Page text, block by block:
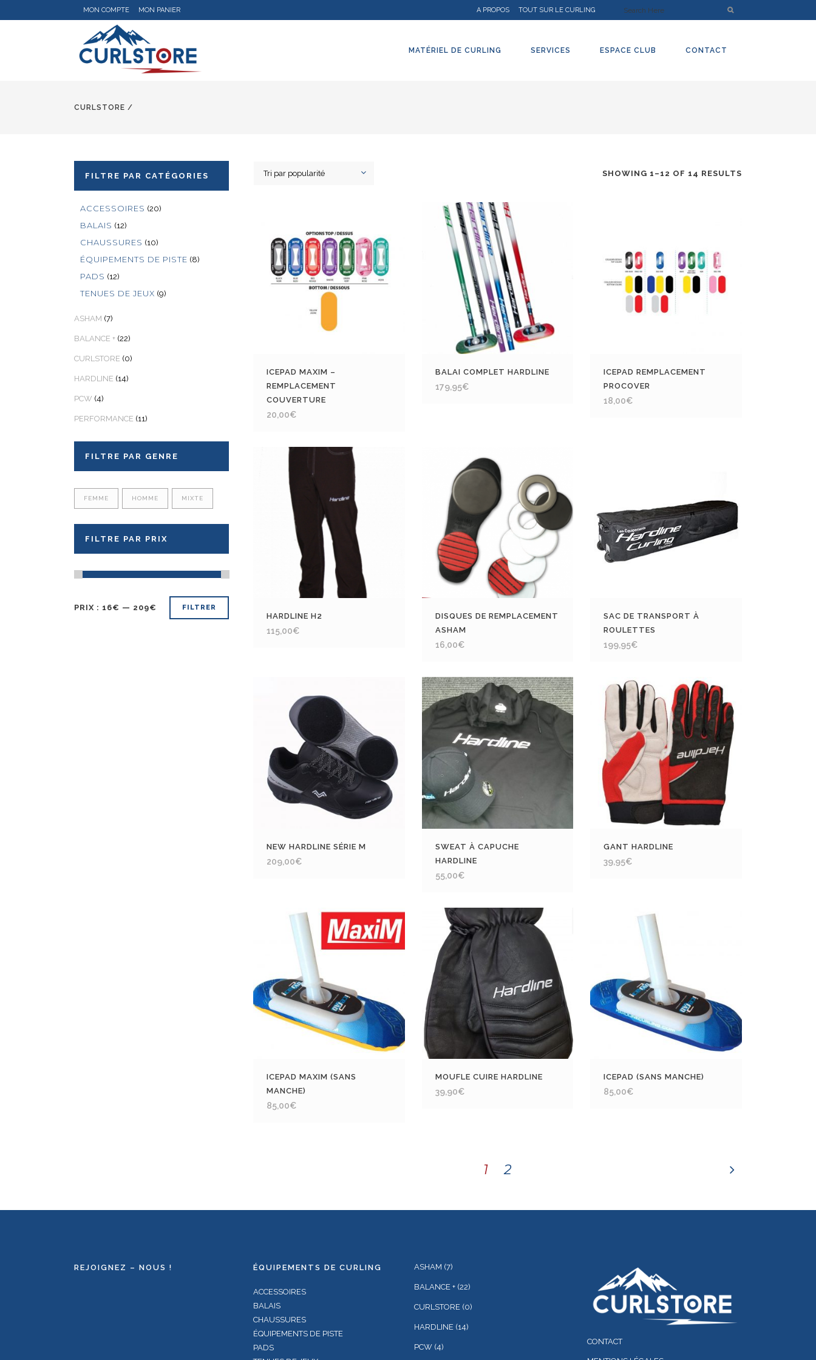
MON COMPTE MON PANIER A PROPOS TOUT SUR LE CURLING
MATÉRIEL DE CURLING SERVICES ESPACE CLUB CONTACT
CURLSTORE /
FILTRE PAR CATÉGORIES
ACCESSOIRES (20)
BALAIS (12)
CHAUSSURES (10)
ÉQUIPEMENTS DE PISTE (8)
PADS (12)
TENUES DE JEUX (9)
ASHAM (7)
BALANCE + (22)
CURLSTORE (0)
HARDLINE (14)
PCW (4)
PERFORMANCE (11)
FILTRE PAR GENRE
FEMME HOMME MIXTE
FILTRE PAR PRIX
FILTRER
PRIX : 16€ — 209€
SHOWING 1–12 OF 14 RESULTS
Tri par popularité
ICEPAD MAXIM –
REMPLACEMENT
COUVERTURE
20,00€
BALAI COMPLET HARDLINE
179,95€
ICEPAD REMPLACEMENT
PROCOVER
18,00€
HARDLINE H2
115,00€
DISQUES DE REMPLACEMENT
ASHAM
16,00€
SAC DE TRANSPORT À
ROULETTES
199,95€
NEW HARDLINE SÉRIE M
209,00€
SWEAT À CAPUCHE
HARDLINE
55,00€
GANT HARDLINE
39,95€
ICEPAD MAXIM (SANS
MANCHE)
85,00€
MOUFLE CUIRE HARDLINE
39,90€
ICEPAD (SANS MANCHE)
85,00€
1 2
REJOIGNEZ – NOUS ! ÉQUIPEMENTS DE CURLING
ACCESSOIRES
BALAIS
CHAUSSURES
ÉQUIPEMENTS DE PISTE
PADS
ASHAM (7)
BALANCE + (22)
CURLSTORE (0)
HARDLINE (14)
PCW (4)
CONTACT